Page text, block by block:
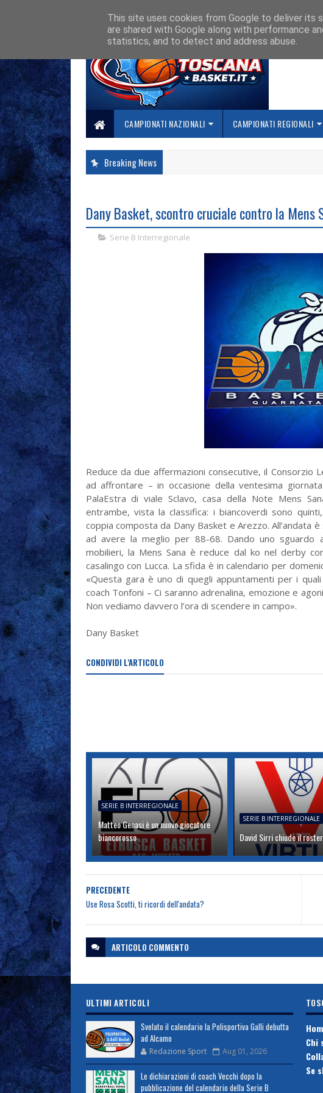
CAMPIONATI NAZIONALI CAMPIONATI REGIONALI
Breaking News
Dany Basket, scontro cruciale contro la Mens
Serie B Interregionale
Reduce da due affermazioni consecutive, il Consorzio
ad affrontare – in occasione della ventesima
PalaEstra di viale Sclavo, casa della Note Mens
entrambe, vista la classifica: i biancoverdi sono
coppia composta da Dany Basket e Arezzo. All’andata
ad avere la meglio per 88-68. Dando uno sguardo
mobilieri, la Mens Sana è reduce dal ko nel derby
casalingo con Lucca. La sfida è in calendario per
«Questa gara è uno di quegli appuntamenti per i
coach Tonfoni – Ci saranno adrenalina, emozione e
Non vediamo davvero l’ora di scendere in campo».
Dany Basket
CONDIVIDI L'ARTICOLO
SERIE B INTERREGIONALE
Matteo Genasi è un nuovo giocatore
biancorosso
SERIE B INTERREGIONALE
David Sirri chiude il
PRECEDENTE
Use Rosa Scotti, ti ricordi dell'andata?
ARTICOLO COMMENTO
ULTIMI ARTICOLI
Svelato il calendario la Polisportiva Galli debutta
ad Alcamo
Redazione Sport Aug 01, 2026
Le dichiarazioni di coach Vecchi dopo la
pubblicazione del calendario della Serie B
Chi
Se
This site uses cookies from Google to deliver its
are shared with Google along with performance
statistics, and to detect and address abuse.